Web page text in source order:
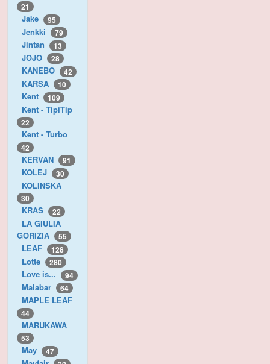
21
Jake 95
Jenkki 79
Jintan 13
JOJO 28
KANEBO 42
KARSA 10
Kent 109
Kent - TipiTip
22
Kent - Turbo
42
KERVAN 91
KOLEJ 30
KOLINSKA
30
KRAS 22
LA GIULIA
GORIZIA
55
LEAF 128
Lotte 280
Love is... 94
Malabar 64
MAPLE LEAF
44
MARUKAWA
53
May 47